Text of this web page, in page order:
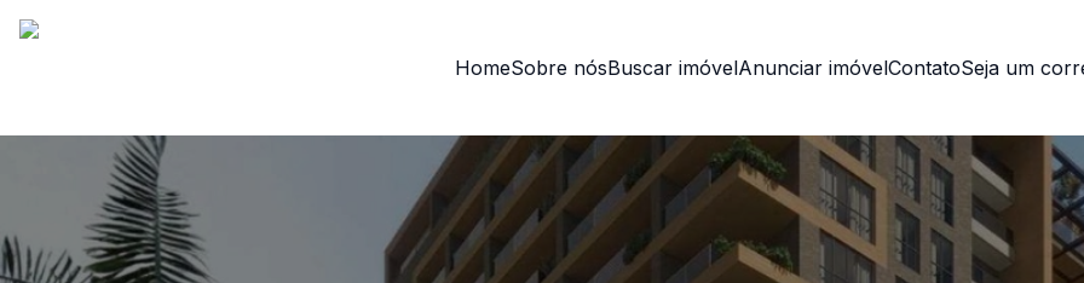
HomeSobre nósBuscar imóvelAnunciar imóvelContatoSeja um